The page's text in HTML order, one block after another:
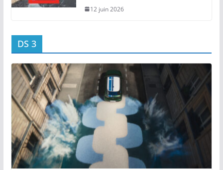
12 juin 2026
DS 3